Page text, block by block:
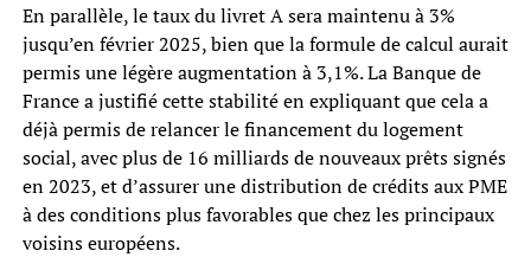
En parallèle, le taux du livret A sera maintenu à 3%
jusqu’en février 2025, bien que la formule de calcul aurait
permis une légère augmentation à 3,1%. La Banque de
France a justifié cette stabilité en expliquant que cela a
déjà permis de relancer le financement du logement
social, avec plus de 16 milliards de nouveaux prêts signés
en 2023, et d’assurer une distribution de crédits aux PME
à des conditions plus favorables que chez les principaux
voisins européens.